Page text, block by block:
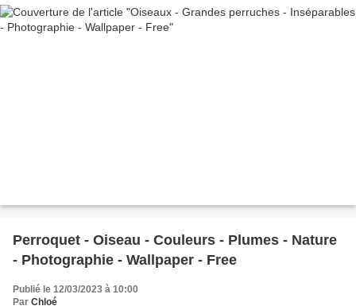
Perroquet - Oiseau - Couleurs - Plumes - Nature
- Photographie - Wallpaper - Free
Publié le 12/03/2023 à 10:00
Par Chloé